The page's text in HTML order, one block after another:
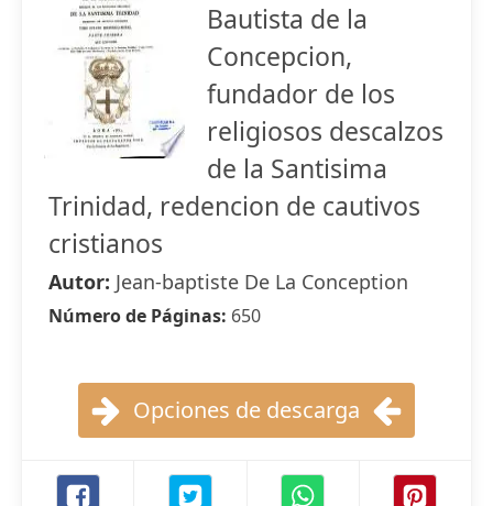
Bautista de la
Concepcion,
fundador de los
religiosos descalzos
de la Santisima
Trinidad, redencion de cautivos
cristianos
Autor: Jean-baptiste De La Conception
Número de Páginas: 650
Opciones de descarga